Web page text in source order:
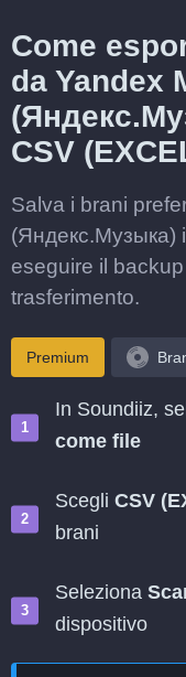
Come
da Yandex
CSV
Salva i brani
(Яндекс.Музыка)
eseguire il
trasferimento.
Premium
In Soundiiz,
come file
Scegli CSV
brani
Seleziona
dispositivo